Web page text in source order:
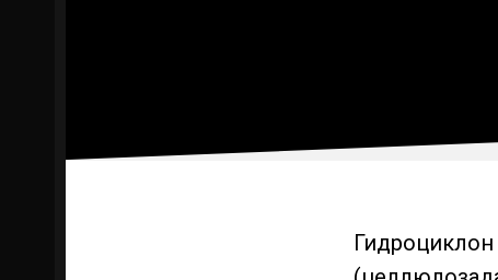
Гидроциклон